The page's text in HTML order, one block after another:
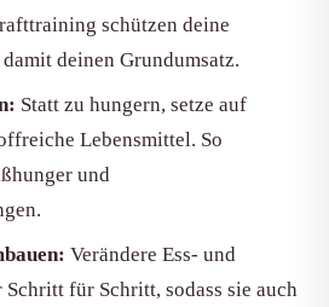
schützen deine
deinen Grundumsatz.
Statt zu hungern, setze auf
Lebensmittel. So
und
Verändere Ess- und
Schritt für Schritt, sodass sie auch